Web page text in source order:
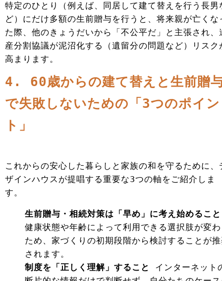
特定のひとり（例えば、同居して建て替えを行う長男
ど）にだけ多額の生前贈与を行うと、将来親が亡くな
た際、他のきょうだいから「不公平だ」と主張され、
産分割協議が泥沼化する（遺留分の問題など）リスク
高まります。
4. 60歳からの建て替えと生前贈
で失敗しないための「3つのポイン
ト」
これからの安心した暮らしと家族の和を守るために、
ザインハウスが提唱する重要な3つの軸をご紹介しま
す。
生前贈与・相続対策は「早め」に考え始めること
健康状態や年齢によって利用できる選択肢が変
ため、家づくりの初期段階から検討することが
されます。
制度を「正しく理解」すること
インターネット